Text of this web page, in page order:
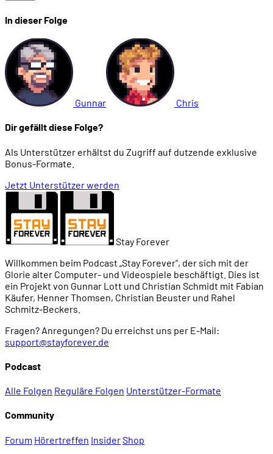
In dieser Folge
Gunnar Chris
Dir gefällt diese Folge?
Als Unterstützer erhältst du Zugriff auf dutzende exklusive
Bonus-Formate.
Jetzt Unterstützer werden
Stay Forever
Willkommen beim Podcast „Stay Forever", der sich mit der
Glorie alter Computer- und Videospiele beschäftigt. Dies ist
ein Projekt von Gunnar Lott und Christian Schmidt mit Fabian
Käufer, Henner Thomsen, Christian Beuster und Rahel
Schmitz-Beckers.
Fragen? Anregungen? Du erreichst uns per E-Mail:
support@stayforever.de
Podcast
Alle Folgen Reguläre Folgen Unterstützer-Formate
Community
Forum Hörertreffen InsiderShop